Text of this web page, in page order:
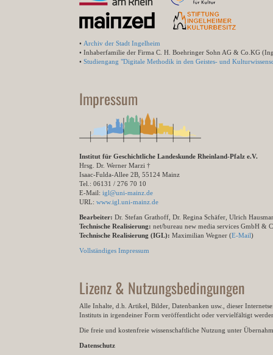
• Archiv der Stadt Ingelheim
• Inhaberfamilie der Firma C. H. Boehringer Sohn AG & Co.KG
• Studiengang "Digitale Methodik in den Geistes- und
Impressum
Institut für Geschichtliche Landeskunde Rheinland-Pfalz e.V.
Hrsg. Dr. Werner Marzi †
Isaac-Fulda-Allee 2B, 55124 Mainz
Tel.: 06131 / 276 70 10
E-Mail: igl@uni-mainz.de
URL: www.igl.uni-mainz.de
Bearbeiter: Dr. Stefan Grathoff, Dr. Regina Schäfer, Ulrich
Technische Realisierung: net/bureau new media services GmbH &
Technische Realisierung (IGL): Maximilian Wegner (E-Mail)
Vollständiges Impressum
Lizenz & Nutzungsbedingungen
Alle Inhalte, d.h. Artikel, Bilder, Datenbanken usw., dieser
Instituts in irgendeiner Form veröffentlicht oder vervielfältigt
Die freie und kostenfreie wissenschaftliche Nutzung unter
Datenschutz